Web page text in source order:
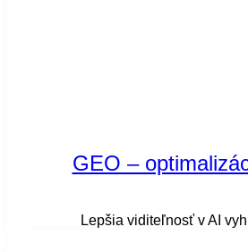
GEO –
Lepšia viditeľnosť v AI